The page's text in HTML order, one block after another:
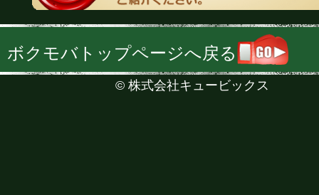
ボクモバトップページへ戻る
© 株式会社キュービックス